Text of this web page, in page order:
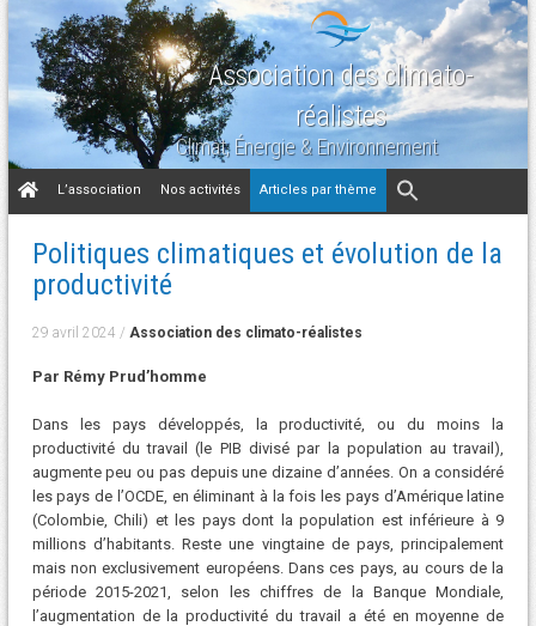
Association des climato-
réalistes
Climat, Énergie & Environnement
Aller
au
L’association Nos activités Articles par thème
Politiques climatiques et évolution de la
productivité
29 avril 2024 / Association des climato-réalistes
Par Rémy Prud’homme
Dans les pays développés, la productivité, ou du moins la
productivité du travail (le PIB divisé par la population au travail),
augmente peu ou pas depuis une dizaine d’années. On a considéré
les pays de l’OCDE, en éliminant à la fois les pays d’Amérique latine
(Colombie, Chili) et les pays dont la population est inférieure à 9
millions d’habitants. Reste une vingtaine de pays, principalement
mais non exclusivement européens. Dans ces pays, au cours de la
période 2015-2021, selon les chiffres de la Banque Mondiale,
l’augmentation de la productivité du travail a été en moyenne de